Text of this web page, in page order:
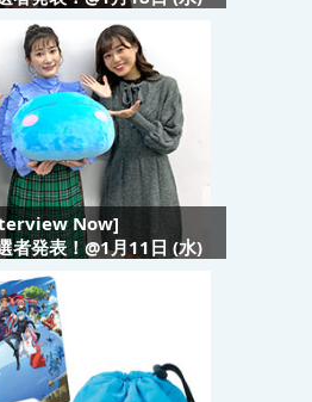
Now]
者発表！@1月11日 (水)